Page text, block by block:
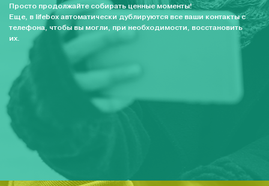
Просто продолжайте собирать ценные моменты!
Еще, в lifebox автоматически дублируются все ваши контакты с
телефона, чтобы вы могли, при необходимости, восстановить
их.